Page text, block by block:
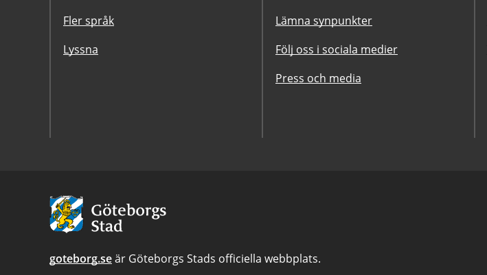
Fler språk
Lyssna
Lämna synpunkter
Följ oss i sociala medier
Press och media
Avsändare:
Göteborgs
Stad
goteborg.seär Göteborgs Stads officiella webbplats.